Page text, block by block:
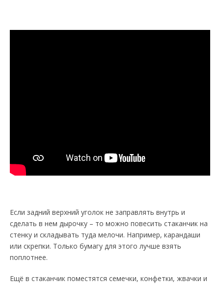
Если задний верхний уголок не заправлять внутрь и
сделать в нем дырочку – то можно повесить стаканчик на
стенку и складывать туда мелочи. Например, карандаши
или скрепки. Только бумагу для этого лучше взять
поплотнее.
Ещё в стаканчик поместятся семечки, конфетки, жвачки и